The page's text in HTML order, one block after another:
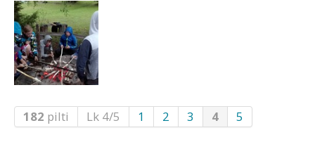
182 pilti Lk 4/5 1 2 3 4 5